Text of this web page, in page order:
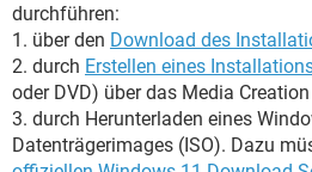
durchführen:
1. über den Download des
2. durch Erstellen eines
oder DVD) über das Media
3. durch Herunterladen eines
Datenträgerimages (ISO). Dazu